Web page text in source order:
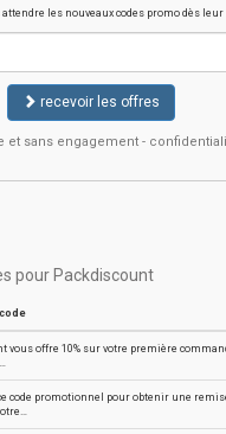
attendre les nouveaux codes promo dès
recevoir les offres
et sans engagement -
pour Packdiscount
vous offre 10% sur votre première
code promotionnel pour obtenir une